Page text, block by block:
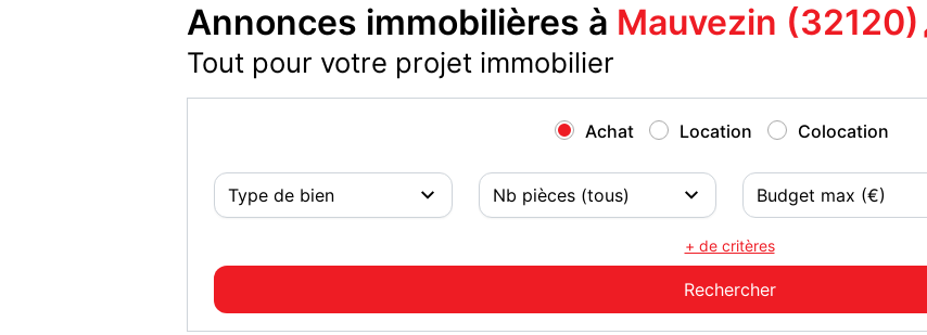
Annonces immobilières à Mauvezin (32120)
Tout pour votre projet immobilier
Achat Location Colocation
+ de critères